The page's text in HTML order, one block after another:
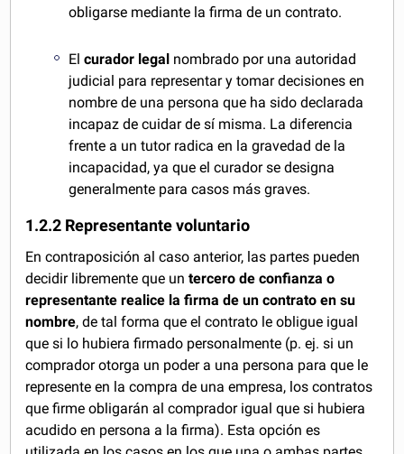
obligarse mediante la firma de un contrato.
El curador legal nombrado por una autoridad
judicial para representar y tomar decisiones en
nombre de una persona que ha sido declarada
incapaz de cuidar de sí misma. La diferencia
frente a un tutor radica en la gravedad de la
incapacidad, ya que el curador se designa
generalmente para casos más graves.
1.2.2 Representante voluntario
En contraposición al caso anterior, las partes pueden
decidir libremente que untercero de confianza o
representante realice la firma de un contrato en su
nombre, de tal forma que el contrato le obligue igual
que si lo hubiera firmado personalmente (p. ej. si un
comprador otorga un poder a una persona para que le
represente en la compra de una empresa, los contratos
que firme obligarán al comprador igual que si hubiera
acudido en persona a la firma). Esta opción es